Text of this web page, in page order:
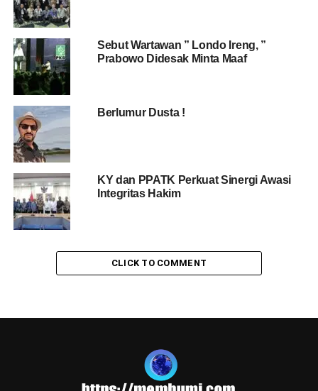
Sebut Wartawan ” Londo Ireng, ”
Prabowo Didesak Minta Maaf
Berlumur Dusta !
KY dan PPATK Perkuat Sinergi Awasi
Integritas Hakim
CLICK TO COMMENT